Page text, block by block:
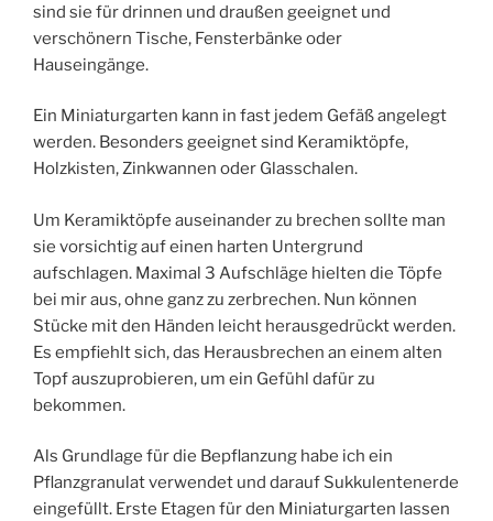
sind sie für drinnen und draußen geeignet und
verschönern Tische, Fensterbänke oder
Hauseingänge.
Ein Miniaturgarten kann in fast jedem Gefäß angelegt
werden. Besonders geeignet sind Keramiktöpfe,
Holzkisten, Zinkwannen oder Glasschalen.
Um Keramiktöpfe auseinander zu brechen sollte man
sie vorsichtig auf einen harten Untergrund
aufschlagen. Maximal 3 Aufschläge hielten die Töpfe
bei mir aus, ohne ganz zu zerbrechen. Nun können
Stücke mit den Händen leicht herausgedrückt werden.
Es empfiehlt sich, das Herausbrechen an einem alten
Topf auszuprobieren, um ein Gefühl dafür zu
bekommen.
Als Grundlage für die Bepflanzung habe ich ein
Pflanzgranulat verwendet und darauf Sukkulentenerde
eingefüllt. Erste Etagen für den Miniaturgarten lassen